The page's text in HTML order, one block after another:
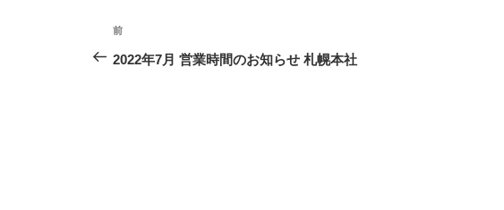
投
過
去
前
2022年7月 営業時間のお知らせ 札幌本社